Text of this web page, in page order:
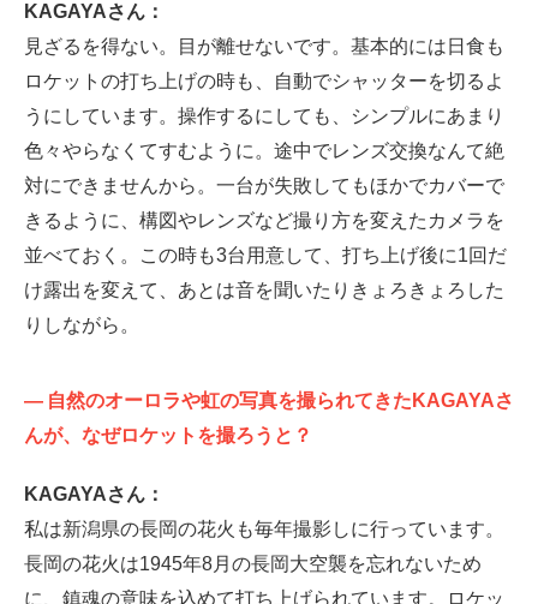
KAGAYAさん：
見ざるを得ない。目が離せないです。基本的には日食も
ロケットの打ち上げの時も、自動でシャッターを切るよ
うにしています。操作するにしても、シンプルにあまり
色々やらなくてすむように。途中でレンズ交換なんて絶
対にできませんから。一台が失敗してもほかでカバーで
きるように、構図やレンズなど撮り方を変えたカメラを
並べておく。この時も3台用意して、打ち上げ後に1回だ
け露出を変えて、あとは音を聞いたりきょろきょろした
りしながら。
— 自然のオーロラや虹の写真を撮られてきたKAGAYAさ
んが、なぜロケットを撮ろうと？
KAGAYAさん：
私は新潟県の長岡の花火も毎年撮影しに行っています。
長岡の花火は1945年8月の長岡大空襲を忘れないため
に、鎮魂の意味を込めて打ち上げられています。ロケッ